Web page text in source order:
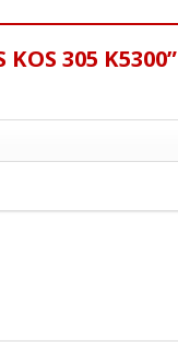
305 K5300”